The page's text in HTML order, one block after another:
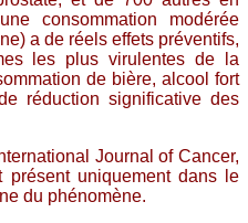
consommation modérée
a de réels effets préventifs,
les plus virulentes de la
de bière, alcool fort
réduction significative des
Journal of Cancer,
présent uniquement dans le
du phénomène.